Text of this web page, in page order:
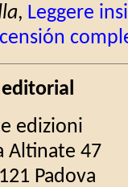
, Leggere
editorial
edizioni
Altinate 47
Padova